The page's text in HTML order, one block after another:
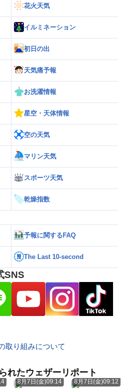
花火天気
イルミネーション
初日の出
天気痛予報
お洗濯情報
星空・天体情報
空の天気
マリン天気
スポーツ天気
乾燥指数
予報に関するFAQ
The Last 10-second
SNS
取り組みについて
れたウェザーリポート
8月7日(金)09:14 8月7日(金)09:12